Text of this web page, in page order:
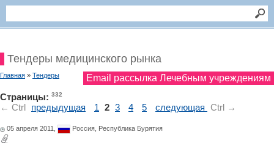
Тендеры медицинского рынка
Email рассылка Лечебным учреждениям
Главная » Тендеры
Страницы: 332
← Ctrl предыдущая 1 2 3 4 5 следующая Ctrl →
05 апреля 2011, Россия, Республика Бурятия